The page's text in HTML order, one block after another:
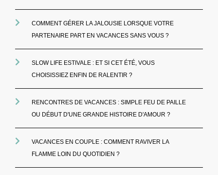
COMMENT GÉRER LA JALOUSIE LORSQUE VOTRE
PARTENAIRE PART EN VACANCES SANS VOUS ?
SLOW LIFE ESTIVALE : ET SI CET ÉTÉ, VOUS
CHOISISSIEZ ENFIN DE RALENTIR ?
RENCONTRES DE VACANCES : SIMPLE FEU DE PAILLE
OU DÉBUT D'UNE GRANDE HISTOIRE D'AMOUR ?
VACANCES EN COUPLE : COMMENT RAVIVER LA
FLAMME LOIN DU QUOTIDIEN ?